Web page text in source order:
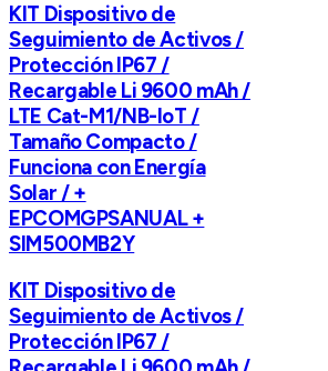
KIT Dispositivo de
Seguimiento de Activos /
Protección IP67 /
Recargable Li 9600 mAh /
LTE Cat-M1/NB-IoT /
Tamaño Compacto /
Funciona con Energía
Solar / +
EPCOMGPSANUAL +
SIM500MB2Y
KIT Dispositivo de
Seguimiento de Activos /
Protección IP67 /